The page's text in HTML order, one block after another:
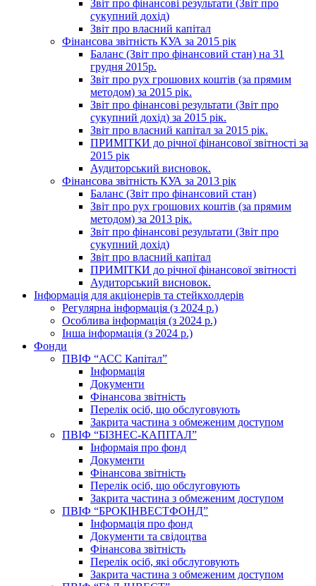
Звіт про фінансові результати (Звіт про
сукупний дохід)
Звіт про власний капітал
Фінансова звітність КУА за 2015 рік
Баланс (Звіт про фінансовий стан) на 31
грудня 2015р.
Звіт про рух грошових коштів (за прямим
методом) за 2015 рік.
Звіт про фінансові результати (Звіт про
сукупний дохід) за 2015 рік.
Звіт про власний капітал за 2015 рік.
ПРИМІТКИ до річної фінансової звітності за
2015 рік
Аудиторський висновок.
Фінансова звітність КУА за 2013 рік
Баланс (Звіт про фінансовий стан)
Звіт про рух грошових коштів (за прямим
методом) за 2013 рік.
Звіт про фінансові результати (Звіт про
сукупний дохід)
Звіт про власний капітал
ПРИМІТКИ до річної фінансової звітності
Аудиторський висновок.
Інформація для акціонерів та стейкхолдерів
Регулярна інформація (з 2024 р.)
Особлива інформація (з 2024 р.)
Інша інформація (з 2024 р.)
Фонди
ПВІФ “АСС Капітал”
Інформація
Документи
Фінансова звітність
Перелік осіб, що обслуговують
Закрита частина з обмеженим доступом
ПВІФ “БІЗНЕС-КАПІТАЛ”
Інформаія про фонд
Документи
Фінансова звітність
Перелік осіб, що обслуговують
Закрита частина з обмеженим доступом
ПВІФ “БРОКІНВЕСТФОНД”
Інформація про фонд
Документи та свідоцтва
Фінансова звітність
Перелік осіб, які обслуговують
Закрита частина з обмеженим доступом